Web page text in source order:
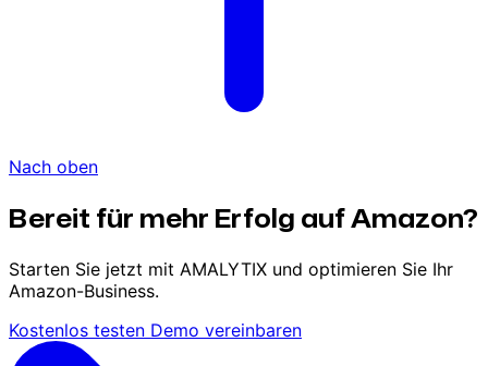
Nach oben
Bereit für mehr Erfolg auf Amazon?
Starten Sie jetzt mit AMALYTIX und optimieren Sie Ihr
Amazon-Business.
Kostenlos testen Demo vereinbaren